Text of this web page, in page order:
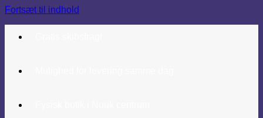
Fortsæt til indhold